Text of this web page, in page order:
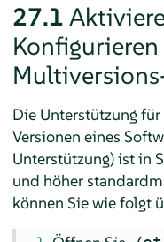
27.1
Die Unterstützung
Versionen eines
Unterstützung) ist in
und höher
können Sie wie folgt